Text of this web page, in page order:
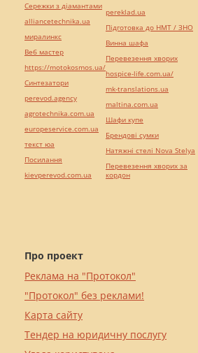
Про проект
Реклама на "Протокол"
"Протокол" без реклами!
Карта сайту
Тендер на юридичну послугу
Сережки з діамантами
alliancetechnika.ua
миралинкс
Веб мастер
https://motokosmos.ua/
Синтезатори
perevod.agency
agrotechnika.com.ua
europeservice.com.ua
текст юа
Посилання
kievperevod.com.ua
pereklad.ua
Підготовка до НМТ / ЗНО
Винна шафа
Перевезення хворих
hospice-life.com.ua/
mk-translations.ua
maltina.com.ua
Шафи купе
Брендові сумки
Натяжні стелі Nova Stelya
Перевезення хворих за
кордон